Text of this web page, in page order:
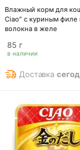
Влажный корм для
Ciao" с куриным филе
волокна в желе
в наличии
85 г
Доставка